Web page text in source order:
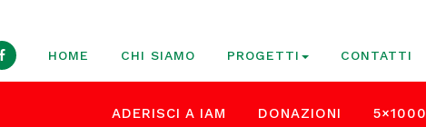
HOME CHI SIAMO PROGETTI CONTATTI
ADERISCI A IAM DONAZIONI 5×1000